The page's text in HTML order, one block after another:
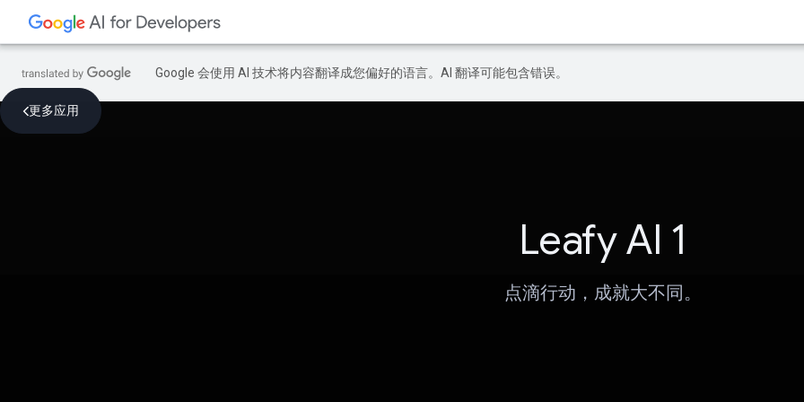
Google 会使用 AI 技术将内容翻译成您偏好的语言。AI 翻译可能包含错误。
更多应用
Leafy AI 1
点滴行动，成就大不同。